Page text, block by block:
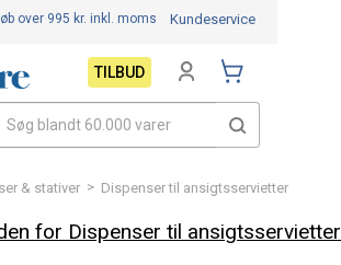
& stativer > Dispenser til ansigtsservietter
for Dispenser til ansigtsservietter
over 995 kr. inkl. moms Kundeservice
TILBUD